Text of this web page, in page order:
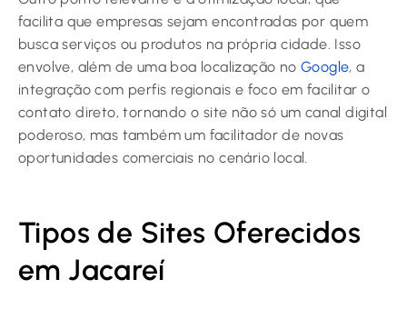
facilita que empresas sejam encontradas por quem
busca serviços ou produtos na própria cidade. Isso
envolve, além de uma boa localização no Google, a
integração com perfis regionais e foco em facilitar o
contato direto, tornando o site não só um canal digital
poderoso, mas também um facilitador de novas
oportunidades comerciais no cenário local.
Tipos de Sites Oferecidos
em Jacareí